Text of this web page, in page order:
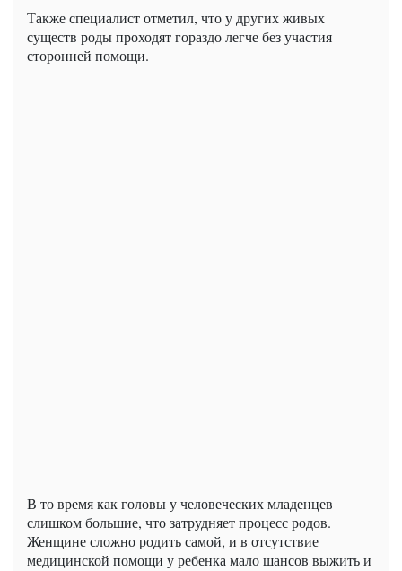
Также специалист отметил, что у других живых
существ роды проходят гораздо легче без участия
сторонней помощи.
В то время как головы у человеческих младенцев
слишком большие, что затрудняет процесс родов.
Женщине сложно родить самой, и в отсутствие
медицинской помощи у ребенка мало шансов выжить и